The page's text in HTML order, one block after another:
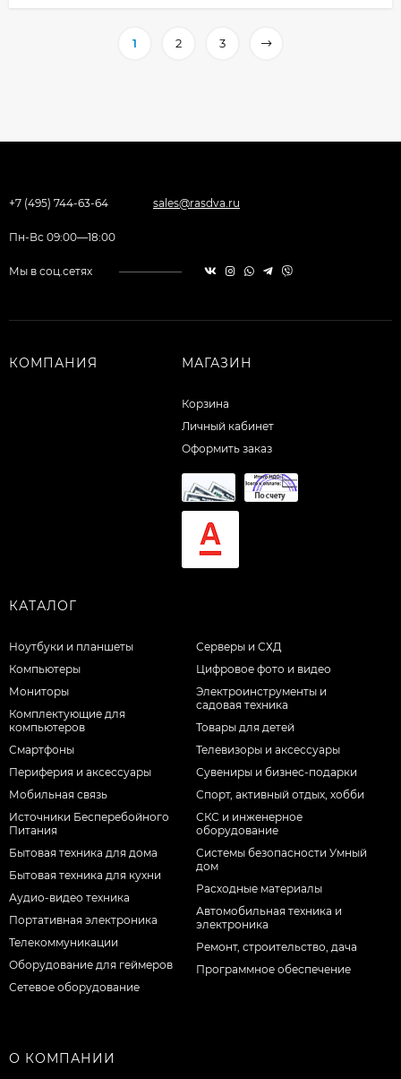
1 2 3
+7 (495) 744-63-64 sales@rasdva.ru
Пн-Вс 09:00—18:00
Мы в соц.сетях
КОМПАНИЯ МАГАЗИН
Корзина
Личный кабинет
Оформить заказ
КАТАЛОГ
Ноутбуки и планшеты
Компьютеры
Мониторы
Комплектующие для
компьютеров
Смартфоны
Периферия и аксессуары
Мобильная связь
Источники Бесперебойного
Питания
Бытовая техника для дома
Бытовая техника для кухни
Аудио-видео техника
Портативная электроника
Телекоммуникации
Оборудование для геймеров
Сетевое оборудование
Серверы и СХД
Цифровое фото и видео
Электроинструменты и
садовая техника
Товары для детей
Телевизоры и аксессуары
Сувениры и бизнес-подарки
Спорт, активный отдых, хобби
СКС и инженерное
оборудование
Системы безопасности Умный
дом
Расходные материалы
Автомобильная техника и
электроника
Ремонт, строительство, дача
Программное обеспечение
О КОМПАНИИ